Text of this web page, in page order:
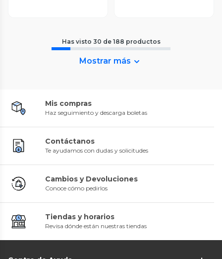
Has visto 30 de 188 productos
Mostrar más
Mis compras
Haz seguimiento y descarga boletas
Contáctanos
Te ayudamos con dudas y solicitudes
Cambios y Devoluciones
Conoce cómo pedirlos
Tiendas y horarios
Revisa dónde están nuestras tiendas